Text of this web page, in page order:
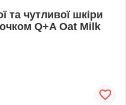
та чутливої шкіри
Q+A Oat Milk